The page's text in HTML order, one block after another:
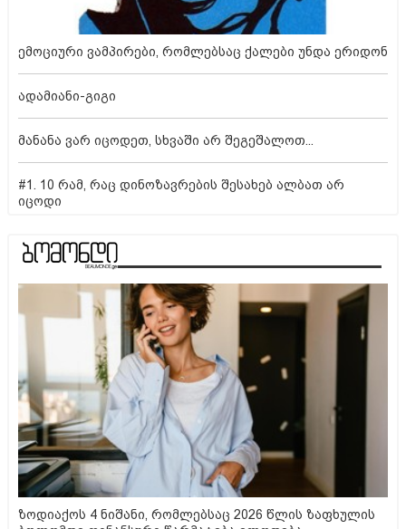
ემოციური ვამპირები, რომლებსაც ქალები უნდა ერიდონ
ადამიანი-გიგი
მანანა ვარ იცოდეთ, სხვაში არ შეგეშალოთ...
#1. 10 რამ, რაც დინოზავრების შესახებ ალბათ არ
იცოდი
ზოდიაქოს 4 ნიშანი, რომლებსაც 2026 წლის ზაფხულის